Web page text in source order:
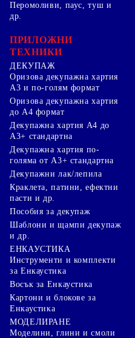
Перомоливи, паус, туш и
др.
ПРИЛОЖНИ
ТЕХНИКИ
ДЕКУПАЖ
Оризова декупажна хартия
А3 и по-голям формат
Оризова декупажна хартия
до А4 формат
Декупажна хартия А4 до
А3+ стандартна
Декупажна хартия по-
голяма от А3+ стандартна
Декупажни лак/лепила
Краклета, патини, ефектни
пасти и др.
Пособия за декупаж
Шаблони и щампи декупаж
и др.
ЕНКАУСТИКА
Инструменти и комплекти
за Енкаустика
Восък за Енкаустика
Картони и блокове за
Енкаустика
МОДЕЛИРАНЕ
Моделини, глини и смоли